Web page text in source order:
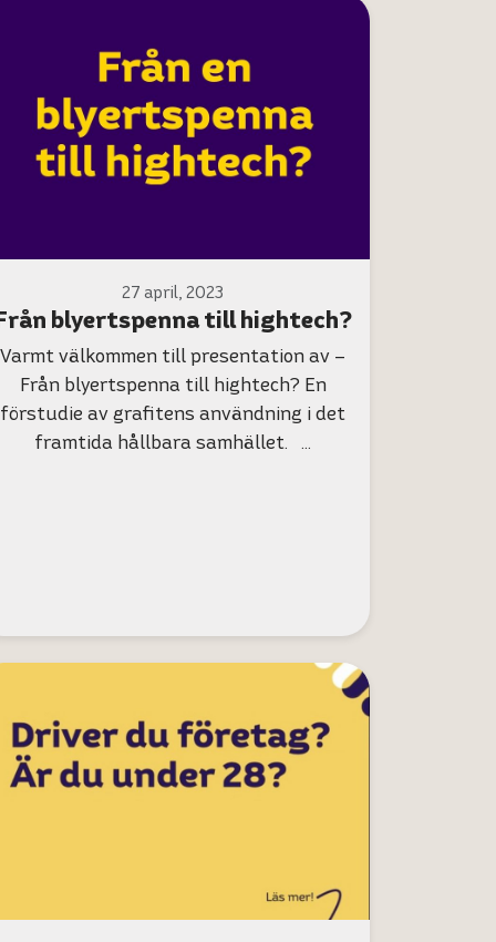
27 april, 2023
blyertspenna till hightech?
Varmt välkommen till presentation av –
Från blyertspenna till hightech? En
förstudie av grafitens användning i det
framtida hållbara samhället. …